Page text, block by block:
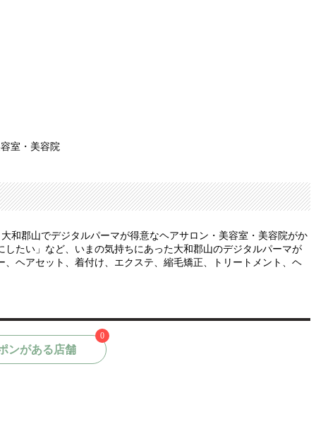
室・美容院
和郡山でデジタルパーマが得意なヘアサロン・美容室・美容院がか
たい」など、いまの気持ちにあった大和郡山のデジタルパーマが
ヘアセット、着付け、エクステ、縮毛矯正、トリートメント、ヘ
ンがある店舗
0